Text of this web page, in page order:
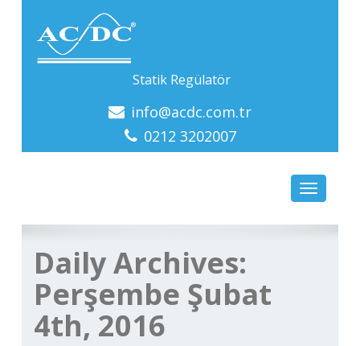
Statik Regülatör
info@acdc.com.tr
0212 3202007
Toggle
Daily Archives:
Perşembe Şubat
4th, 2016